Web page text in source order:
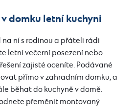
domku letní kuchyni
ní s rodinou a přáteli rádi
letní večerní posezení nebo
zajisté oceníte. Podávané
přímo v zahradním domku, a
běhat do kuchyně v domě.
přeměnit montovaný